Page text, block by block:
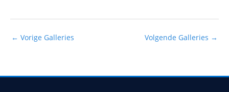
← Vorige Galleries Volgende Galleries →